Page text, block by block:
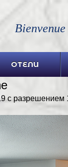
ОТЕЛИ
с разрешением